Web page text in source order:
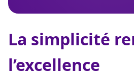
La simplicité
l’excellence